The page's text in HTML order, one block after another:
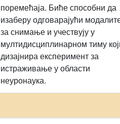
поремећаја. Биће способни да
изаберу одговарајући
за снимање и учествују у
мултидисциплинарном тиму
дизајнира експеримент за
истраживање у области
неуронаука.